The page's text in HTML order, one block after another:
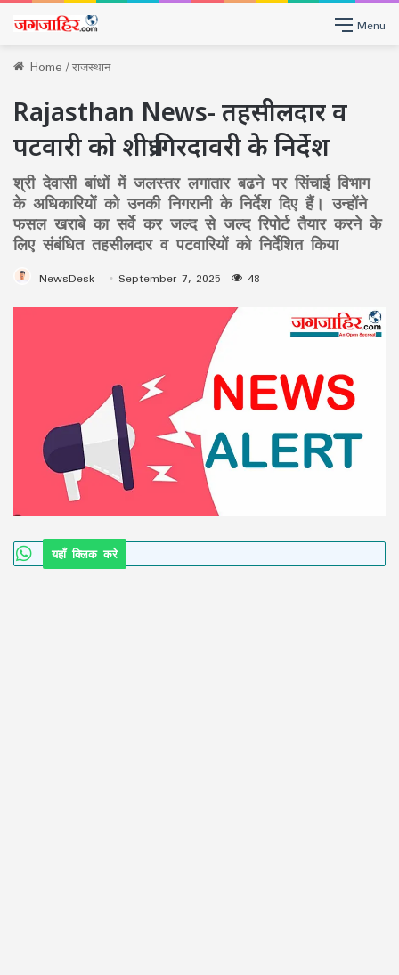
Menu
Home/राजस्थान
Rajasthan News- तहसीलदार व
पटवारी को शीघ्र गिरदावरी के निर्देश
श्री देवासी बांधों में जलस्तर लगातार बढने पर सिंचाई विभाग
के अधिकारियों को उनकी निगरानी के निर्देश दिए हैं। उन्होंने
फसल खराबे का सर्वे कर जल्द से जल्द रिपोर्ट तैयार करने के
लिए संबंधित तहसीलदार व पटवारियों को निर्देशित किया
NewsDesk September 7, 2025 48
यहाँ क्लिक करे